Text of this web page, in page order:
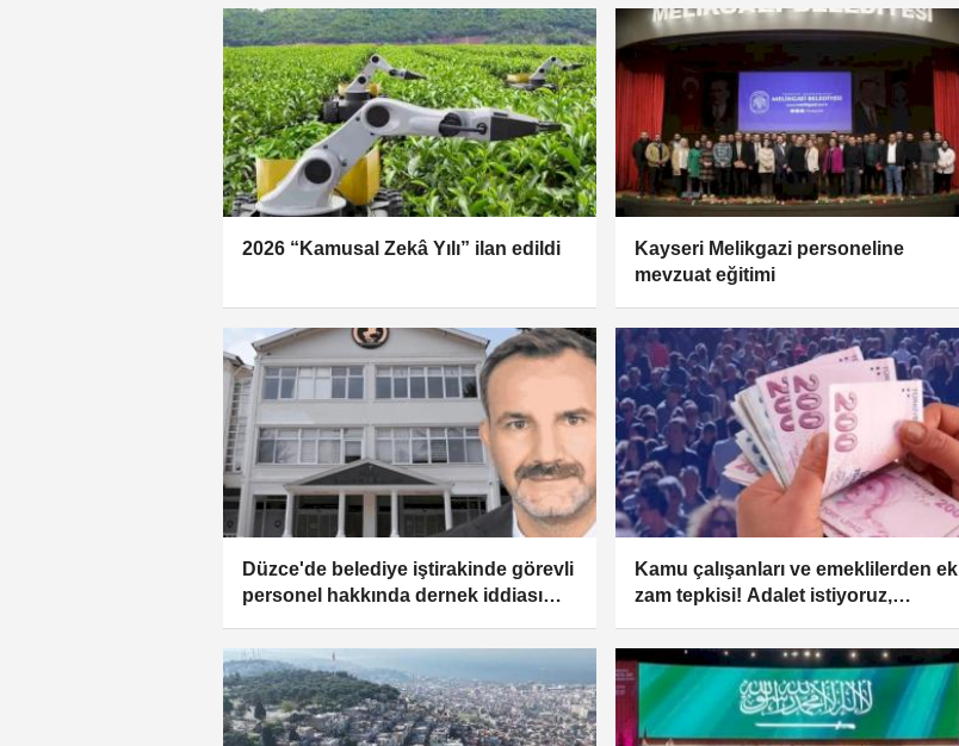
2026 “Kamusal Zekâ Yılı” ilan edildi
Kayseri Melikgazi personeline
mevzuat eğitimi
Düzce'de belediye iştirakinde görevli
personel hakkında dernek iddiası
Kamu çalışanları ve emeklilerden ek
zam tepkisi! Adalet istiyoruz,